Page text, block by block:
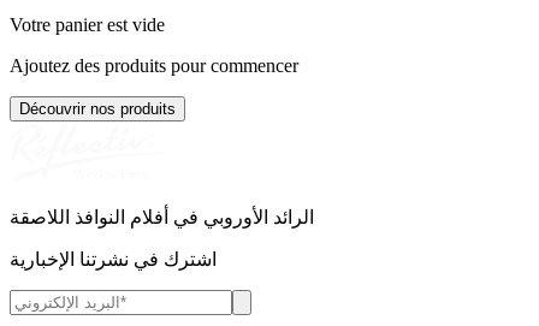
Votre panier est vide
Ajoutez des produits pour commencer
Découvrir nos produits
الرائد الأوروبي في أفلام النوافذ اللاصقة
اشترك في نشرتنا الإخبارية